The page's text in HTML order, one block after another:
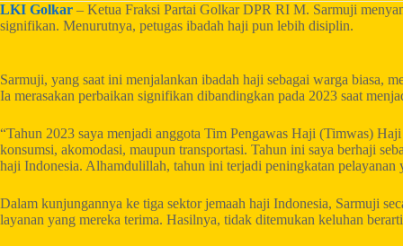
LKI Golkar – Ketua Fraksi Partai Golkar DPR RI M. Sarmuji
signifikan. Menurutnya, petugas ibadah haji pun lebih disiplin.
Sarmuji, yang saat ini menjalankan ibadah haji sebagai warga biasa,
Ia merasakan perbaikan signifikan dibandingkan pada 2023 saat
“Tahun 2023 saya menjadi anggota Tim Pengawas Haji (Timwas)
konsumsi, akomodasi, maupun transportasi. Tahun ini saya berhaji
haji Indonesia. Alhamdulillah, tahun ini terjadi peningkatan
Dalam kunjungannya ke tiga sektor jemaah haji Indonesia, Sarmuji
layanan yang mereka terima. Hasilnya, tidak ditemukan keluhan